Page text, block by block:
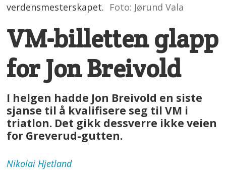
verdensmesterskapet. Foto: Jørund Vala
VM-billetten glapp
for Jon Breivold
I helgen hadde Jon Breivold en siste
sjanse til å kvalifisere seg til VM i
triatlon. Det gikk dessverre ikke veien
for Greverud-gutten.
Nikolai Hjetland